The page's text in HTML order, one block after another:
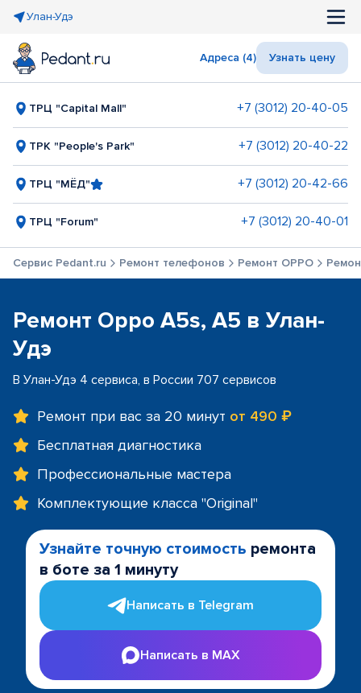
Улан-Удэ
Адреса (4) Узнать цену
ТРЦ "Capital Mall" +7 (3012) 20-40-05
ТРК "People's Park" +7 (3012) 20-40-22
ТРЦ "МЁД" +7 (3012) 20-42-66
ТРЦ "Forum" +7 (3012) 20-40-01
Сервис Pedant.ru Ремонт телефонов Ремонт OPPO
Ремонт Oppo A5s, A5 в Улан-
Удэ
В Улан-Удэ 4 сервиса, в России 707 сервисов
Ремонт при вас за 20 минут от 490 ₽
Бесплатная диагностика
Профессиональные мастера
Комплектующие класса "Original"
Узнайте точную стоимость ремонта
в боте за 1 минуту
Написать в Telegram
Написать в MAX